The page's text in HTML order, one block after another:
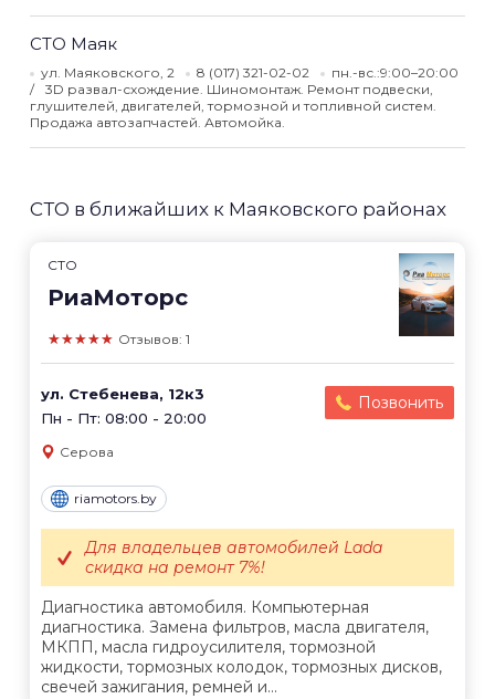
СТО Маяк
ул. Маяковского, 2 8 (017) 321-02-02
пн.-вс.:9:00–20:00
3D развал-схождение. Шиномонтаж. Ремонт подвески,
глушителей, двигателей, тормозной и топливной систем.
Продажа автозапчастей. Автомойка.
СТО в ближайших к Маяковского районах
СТО
РиаМоторс
★★★★★ Отзывов: 1
ул. Стебенева, 12к3
Пн - Пт: 08:00 - 20:00
Позвонить
Серова
riamotors.by
Диагностика автомобиля. Компьютерная
диагностика. Замена фильтров, масла двигателя,
МКПП, масла гидроусилителя, тормозной
жидкости, тормозных колодок, тормозных дисков,
свечей зажигания, ремней и...
Для владельцев автомобилей Lada
скидка на ремонт 7%!